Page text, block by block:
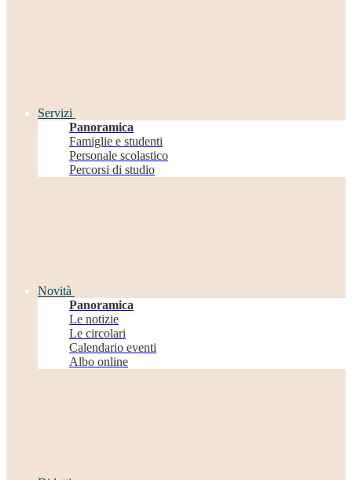
Servizi
Panoramica
Famiglie e studenti
Personale scolastico
Percorsi di studio
Novità
Panoramica
Le notizie
Le circolari
Calendario eventi
Albo online